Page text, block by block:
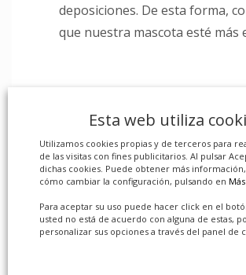
deposiciones. De esta forma,
que nuestra mascota esté más
debe de realizarse con
todo si hay más de un conejo
jaula. Es fundamental usar un
que no sea irritante para las
respiratorias ya que la mayoría
pasan muchas horas dentro de
Esta web utiliza
Utilizamos cookies propias y de terceros para
de las visitas con fines publicitarios. Al pulsar
dichas cookies. Puede obtener más
cómo cambiar la configuración, pulsando en
Para aceptar su uso puede hacer click en el
usted no está de acuerdo con alguna de estas,
personalizar sus opciones a través del panel de